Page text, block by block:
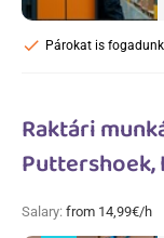
Párokat is fogadunk
check
Raktári
Puttershoek,
Salary: from 14,99€/h